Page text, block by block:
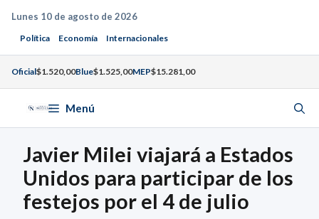
Saltar
contenido
Lunes 10 de agosto de 2026
Política Economía Internacionales
Oficial$1.520,00Blue$1.525,00MEP$15.281,00
Menú
Javier Milei viajará a Estados
Unidos para participar de los
festejos por el 4 de julio